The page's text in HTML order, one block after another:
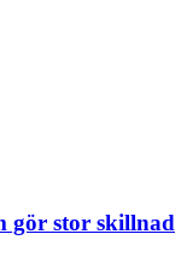
gör stor skillnad